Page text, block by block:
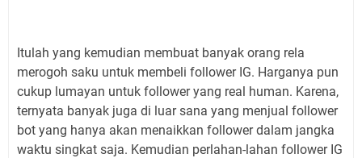
Itulah yang kemudian membuat banyak orang rela
merogoh saku untuk membeli follower IG. Harganya pun
cukup lumayan untuk follower yang real human. Karena,
ternyata banyak juga di luar sana yang menjual follower
bot yang hanya akan menaikkan follower dalam jangka
waktu singkat saja. Kemudian perlahan-lahan follower IG